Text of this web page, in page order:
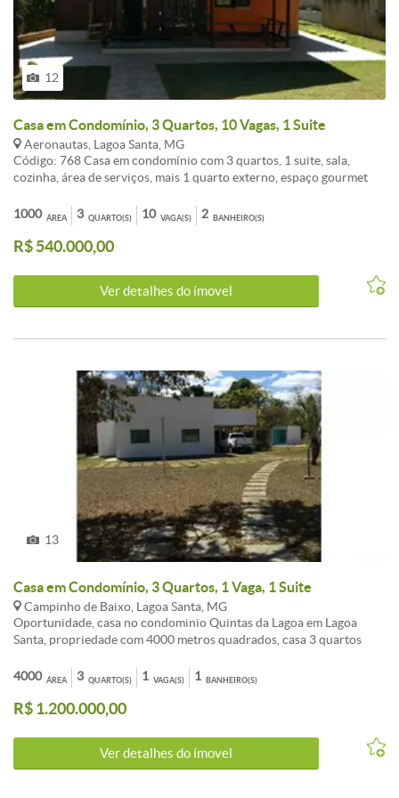
12
Casa em Condomínio, 3 Quartos, 10 Vagas, 1 Suite
Aeronautas, Lagoa Santa, MG
Código: 768 Casa em condomínio com 3 quartos, 1 suite, sala,
cozinha, área de serviços, mais 1 quarto externo, espaço gourmet
CARACTERISTICAS:Cozinha com armários - 3Quartos com
armários - 2 Banheiros com armários - 2 Banhos com blindex - Área
de lazer - Piscina - Porteiro físico - Interfone - Sauna -
ÁREA
1000 QUARTO(S)
3 VAGA(S)
10 BANHEIRO(S)
2
R$ 540.000,00
Ver detalhes do ímovel
13
Casa em Condomínio, 3 Quartos, 1 Vaga, 1 Suite
Campinho de Baixo, Lagoa Santa, MG
Oportunidade, casa no condominio Quintas da Lagoa em Lagoa
Santa, propriedade com 4000 metros quadrados, casa 3 quartos
imovel e aceita permuta em imovel menor valor! Venha conferir!
ÁREA
4000 QUARTO(S)
3 VAGA(S)
1 BANHEIRO(S)
1
R$ 1.200.000,00
Ver detalhes do ímovel